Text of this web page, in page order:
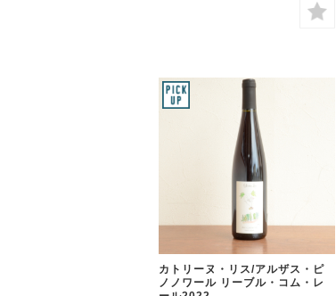
カトリーヌ・リス/アルザス・ピ
ノノワール リーブル・コム・レ